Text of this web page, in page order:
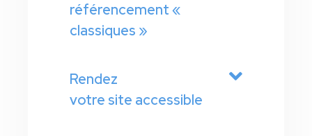
référencement «
classiques »
Rendez
votre site accessible